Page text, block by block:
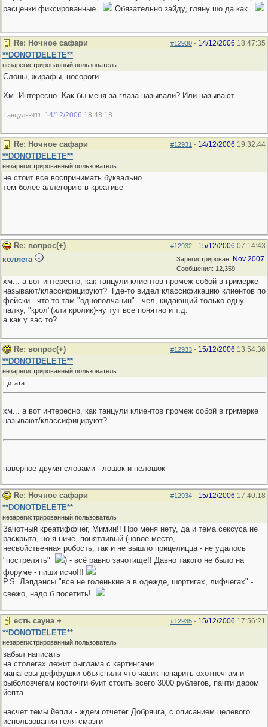
расценки фиксированные.
Обязательно зайду, гляну шо да как.
#12930 - 14/12/2006 18:47:35
Re: Ночное сафари
**DONOTDELETE**
незарегистрированный пользователь
Слоны, жирафы, носороги...
Хм. Интересно. Как бы меня за глаза называли? Или называют.
Танцуля-911; 14/12/2006 18:48:18
#12931 - 14/12/2006 19:32:44
Re: Ночное сафари
**DONOTDELETE**
незарегистрированный пользователь
не стоит все воспринимать буквально
тем более аллегорию в креативе
#12932 - 15/12/2006 07:14:43
Re: вопрос(+)
Зарегистрирован: Nov 2007
Сообщения: 12,359
коллега
хм... а вот интересно, как танцули клиентов промеж собой в гримерке
называют/классифицируют?
Где-то видел классификацию клиентов по
фейски - что-то там "однополчанин" - чел, кидающий только одну
палку, "крол"(или кролик)-ну тут все понятно и т.д.
а как у вас то?
#12933 - 15/12/2006 13:54:36
Re: вопрос(+)
**DONOTDELETE**
незарегистрированный пользователь
Цитата:
хм... а вот интересно, как танцули клиентов промеж собой в гримерке
называют/классифицируют?
наверное двумя словами - лошок и нелошок
#12934 - 15/12/2006 17:40:18
Re: Ночное сафари
**DONOTDELETE**
незарегистрированный пользователь
Зачотный креатиффчег, Мимин!! Про меня нету, да и тема сексуса не
раскрыта, но я ничё, понятливый (новое место,
несвойственная робость, так и не вышло прицелицца - не удалось
"пострелять"
) - всё равно зачотище!! Давно такого не было на
форуме - пиши исчо!!!
P.S. Лэпдэнсы "все не голенькие а в одежде, шортигах, лифчегах" -
свежо, надо б посетить!
#12935 - 15/12/2006 17:56:21
есть сауна +
**DONOTDELETE**
незарегистрированный пользователь
забыл написать
на столегах лежит рыглама с картингами
манагеры деффушки объяснили что часик попарить охотнечгам и
рыболовчегам косточги буит стоить всего 3000 рублегов, пачти даром
йепта
насчет темы йепли - ждем отчетег Добрячга, с описанием целевого
использования геля-смазги